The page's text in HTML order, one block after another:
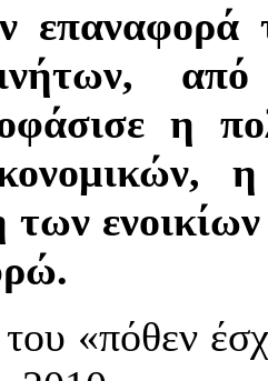
επαναφορά
η
των
«πόθεν